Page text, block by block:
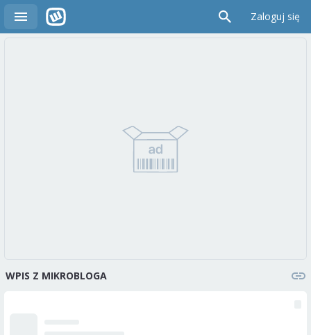
Zaloguj się
WPIS Z MIKROBLOGA